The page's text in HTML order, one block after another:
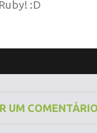
:D
UM